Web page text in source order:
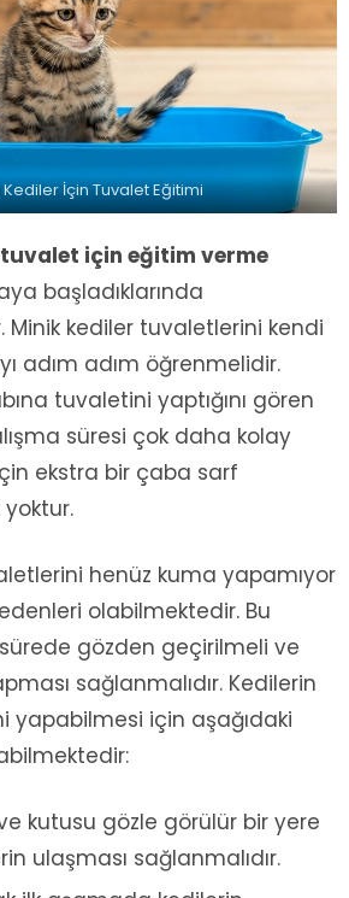
Kediler İçin Tuvalet Eğitimi
için eğitim verme
başladıklarında
Minik kediler tuvaletlerini kendi
adım adım öğrenmelidir.
tuvaletini yaptığını gören
süresi çok daha kolay
ekstra bir çaba sarf
henüz kuma yapamıyor
olabilmektedir. Bu
gözden geçirilmeli ve
sağlanmalıdır. Kedilerin
yapabilmesi için aşağıdaki
kutusu gözle görülür bir yere
ulaşması sağlanmalıdır.